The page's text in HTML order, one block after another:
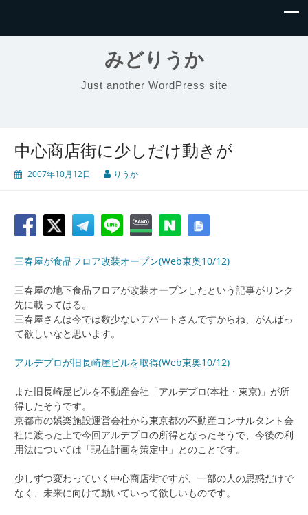
みどりうか
Just another WordPress site
中心商店街に少しだけ動きが
2007年10月12日 りうか
三春屋が食品フロア改装オープン(Web東奥10/12)
三春屋の地下食品フロアが改装オープンしたという記事がリンク
先に載ってはる。
三春屋さんは今では数少ないデパートさんですからね、がんばっ
て欲しいなと思います。
アルデプロが旧長崎屋ビルを取得(Web東奥10/12)
また旧長崎屋ビルを不動産会社「アルデプロ(本社・東京)」が所
得したそうです。
京都市の娯楽施設運営会社から東京都の不動産コンサルタント会
社に渡った上で今回アルデプロの所得となったそうで、今後の利
用法については「現在計画を策定中」とのことです。
少しずつ変わっていく中心商店街ですが、一部の人の思惑だけで
なく、未来に向けて動いていって欲しいものです。